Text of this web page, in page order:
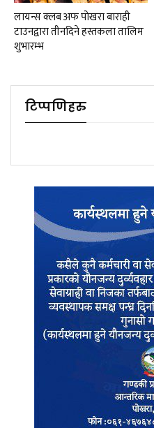
लायन्स क्लब अफ पोखरा बाराही
टाउनद्वारा तीनदिने हस्तकला तालिम
शुभारम्भ
टिप्पणिहरु